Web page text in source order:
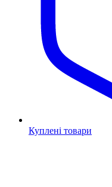
Куплені товари